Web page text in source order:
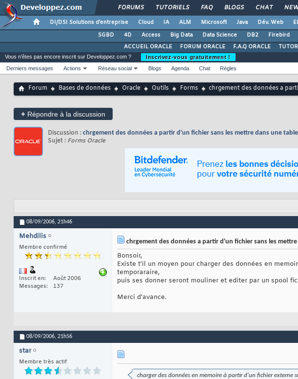
FORUMS TUTORIELS FAQ BLOGS CHAT
DI/DSI Solutions d'entreprise Cloud IA ALM Microsoft Java Dév. Web
SGBD
4D Access Big Data Data Science DB2 Firebird
ACCUEIL ORACLE
FORUM ORACLE F.A.Q ORACLE
Vous n'êtes pas encore inscrit sur Developpez.com ?
Inscrivez-vous gratuitement !
Derniers messages
Actions Réseau social Blogs Agenda Chat Règles
Forum Bases de données Oracle Outils Forms chrgement des données a
+ Répondre à la discussion
Discussion : chrgement des données a partir d'un fichier sans les mettre dans une
Sujet : Forms Oracle
08/09/2006, 21h46
Mehdilis
Membre confirmé
Inscrit en
Août 2006
Messages
137
chrgement des données a partir d'un fichier sans les
Bonsoir,
Existe t'il un moyen pour charger des données en
temporaraire,
puis ses donner seront mouliner et editer par un spool
Merci d'avance.
08/09/2006, 21h56
star
Membre très actif
charger des données en memoire à partir d'un fichier externe